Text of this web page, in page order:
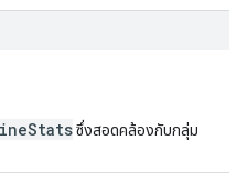
ซึ่งสอดคล้องกับกลุ่ม